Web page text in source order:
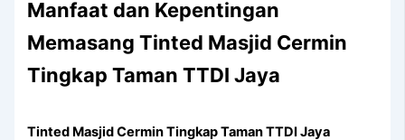
Manfaat dan Kepentingan
Memasang Tinted Masjid Cermin
Tingkap Taman TTDI Jaya
Tinted Masjid Cermin Tingkap Taman TTDI Jaya